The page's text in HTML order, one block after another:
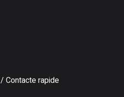
/ Contacte rapide